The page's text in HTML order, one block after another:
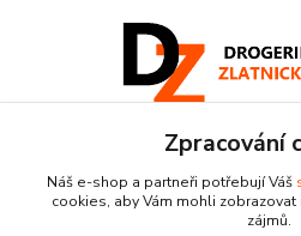
Pracovní doba:
+420 224 818 812
Po-Pá: 8:00-18:00 hod.
Zpracování
Náš e-shop a partneři potřebují Váš
cookies, aby Vám mohli zobrazovat
zájmů.